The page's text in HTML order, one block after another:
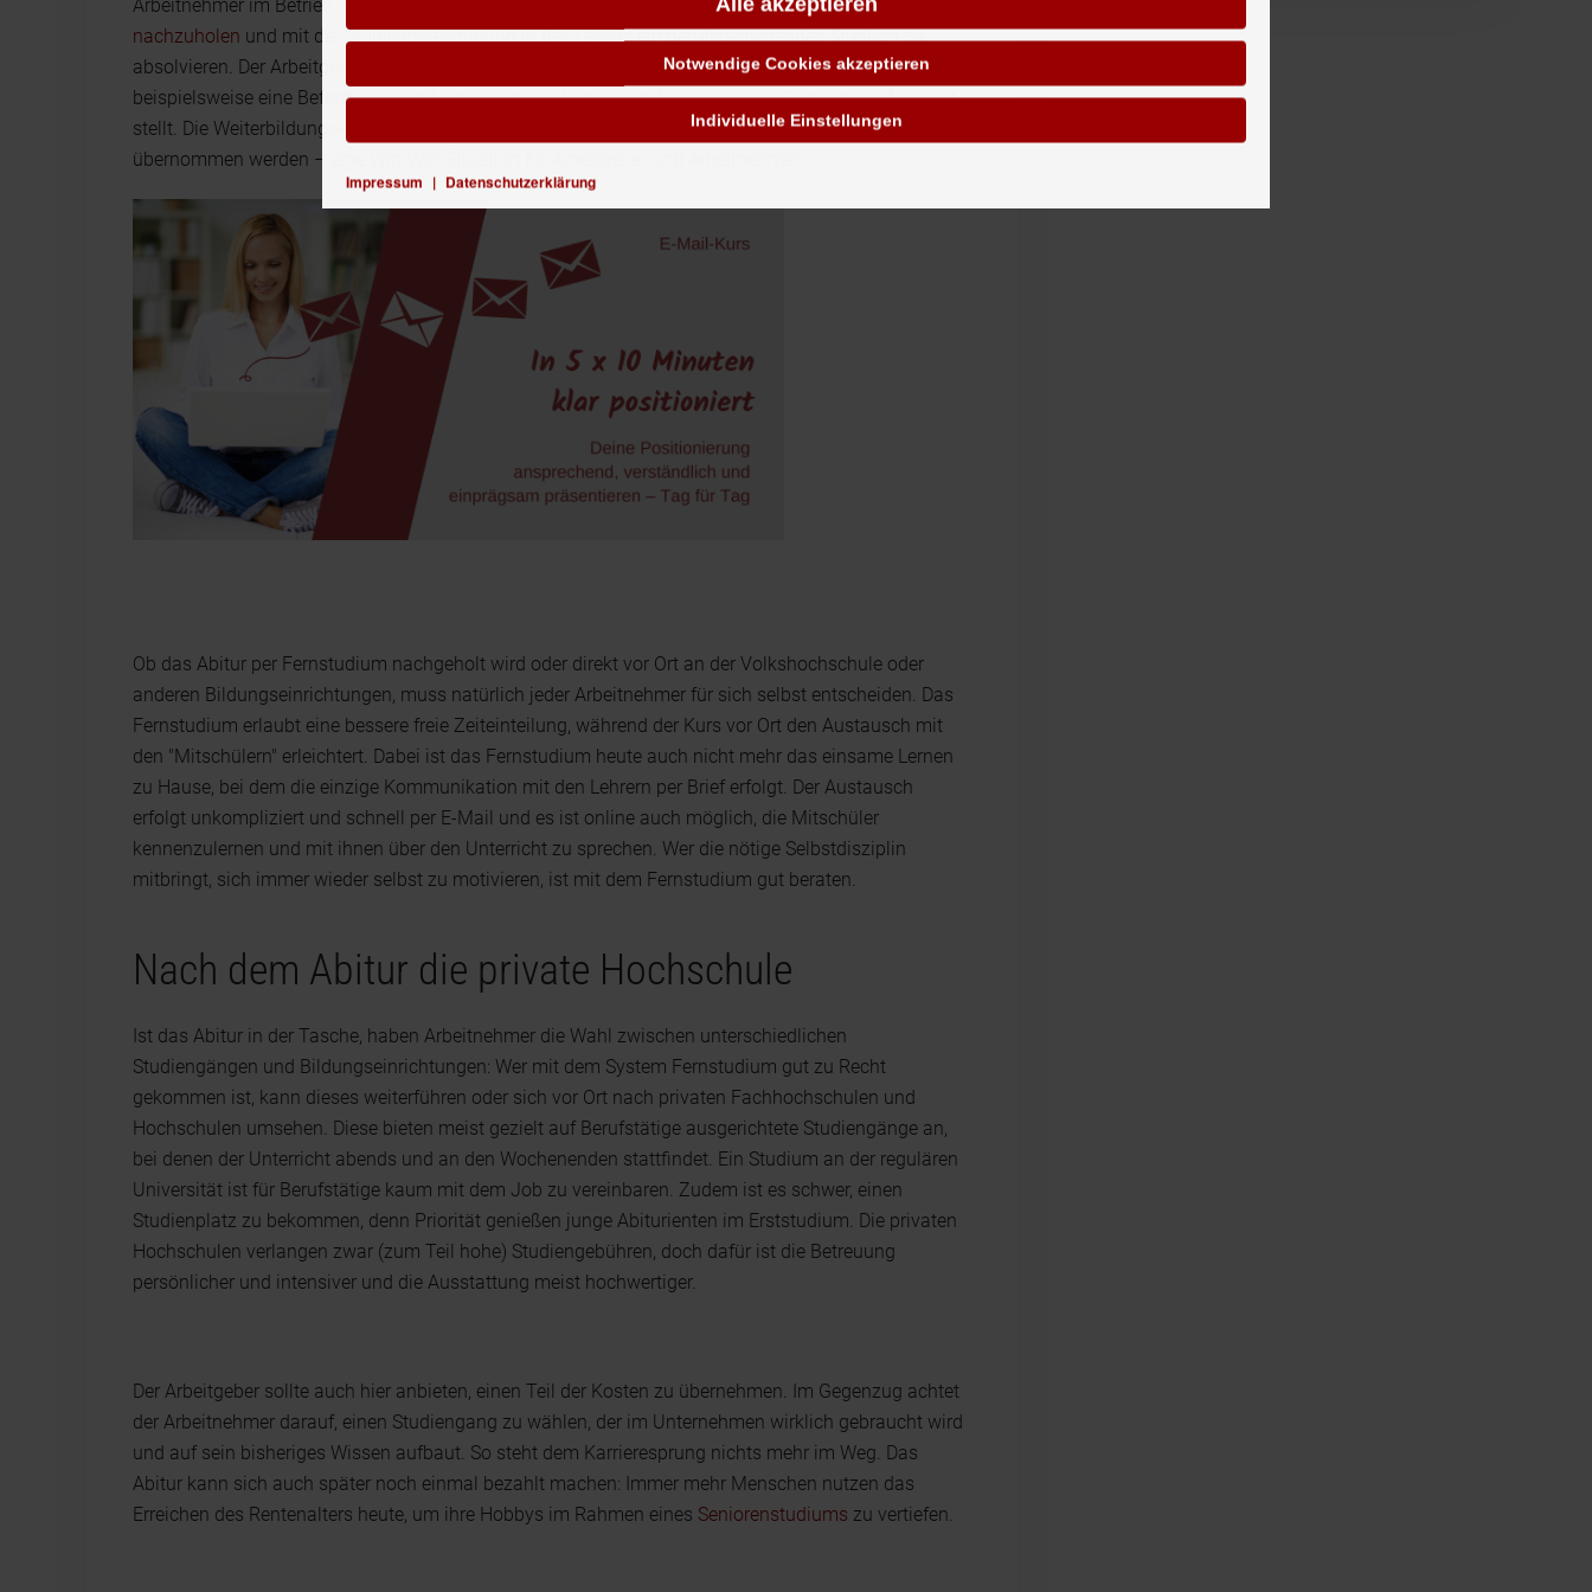
Arbeitnehmer im Betrieb. Es ist beispielsweise leicht möglich,
das Abitur im Fernstudium
nachzuholen und mit der Studienberechtigung in der Tasche ein berufsbegleitendes Studium zu
absolvieren. Der Arbeitgeber kann hier viel zur Motivation der Mitarbeiter beitragen, indem er
beispielsweise eine Beförderung und einen höheren Lohn nach Abschluss des Studiums in Aussicht
stellt. Die Weiterbildungskosten können unter Umständen auch teilweise von derAgentur für Arbeit
übernommen werden – eine Win-Win-Situation für Arbeitgeber und Arbeitnehmer.
Ob das Abitur per Fernstudium nachgeholt wird oder direkt vor Ort an der Volkshochschule oder
anderen Bildungseinrichtungen, muss natürlich jeder Arbeitnehmer für sich selbst entscheiden. Das
Fernstudium erlaubt eine bessere freie Zeiteinteilung, während der Kurs vor Ort den Austausch mit
den "Mitschülern" erleichtert. Dabei ist das Fernstudium heute auch nicht mehr das einsame Lernen
zu Hause, bei dem die einzige Kommunikation mit den Lehrern per Brief erfolgt. Der Austausch
erfolgt unkompliziert und schnell per E-Mail und es ist online auch möglich, die Mitschüler
kennenzulernen und mit ihnen über den Unterricht zu sprechen. Wer die nötige Selbstdisziplin
mitbringt, sich immer wieder selbst zu motivieren, ist mit dem Fernstudium gut beraten.
Nach dem Abitur die private Hochschule
Ist das Abitur in der Tasche, haben Arbeitnehmer die Wahl zwischen unterschiedlichen
Studiengängen und Bildungseinrichtungen: Wer mit dem System Fernstudium gut zu Recht
gekommen ist, kann dieses weiterführen oder sich vor Ort nach privaten Fachhochschulen und
Hochschulen umsehen. Diese bieten meist gezielt auf Berufstätige ausgerichtete Studiengänge an,
bei denen der Unterricht abends und an den Wochenenden stattfindet. Ein Studium an der regulären
Universität ist für Berufstätige kaum mit dem Job zu vereinbaren. Zudem ist es schwer, einen
Studienplatz zu bekommen, denn Priorität genießen junge Abiturienten im Erststudium. Die privaten
Hochschulen verlangen zwar (zum Teil hohe) Studiengebühren, doch dafür ist die Betreuung
persönlicher und intensiver und die Ausstattung meist hochwertiger.
Der Arbeitgeber sollte auch hier anbieten, einen Teil der Kosten zu übernehmen. Im Gegenzug achtet
der Arbeitnehmer darauf, einen Studiengang zu wählen, der im Unternehmen wirklich gebraucht wird
und auf sein bisheriges Wissen aufbaut. So steht dem Karrieresprung nichts mehr im Weg. Das
Abitur kann sich auch später noch einmal bezahlt machen: Immer mehr Menschen nutzen das
Erreichen des Rentenalters heute, um ihre Hobbys im Rahmen eines Seniorenstudiums zu vertiefen.
Notwendige Cookies akzeptieren
Impressum | Datenschutzerklärung
Individuelle Einstellungen